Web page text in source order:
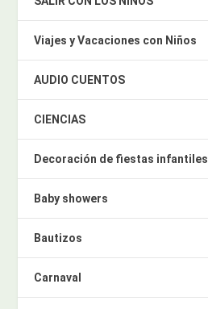
Viajes y Vacaciones con Niños
AUDIO CUENTOS
CIENCIAS
Decoración de fiestas infantiles
Baby showers
Bautizos
Carnaval